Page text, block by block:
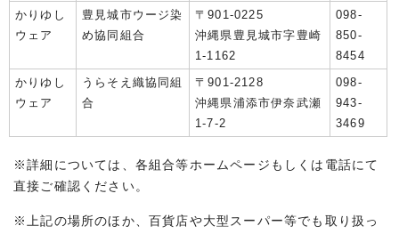
かりゆし
ウェア
豊見城市ウージ染
め協同組合
〒901-0225
沖縄県豊見城市字豊崎
1-1162
098-
850-
8454
かりゆし
ウェア
うらそえ織協同組
合
〒901-2128
沖縄県浦添市伊奈武瀬
1-7-2
098-
943-
3469
※詳細については、各組合等ホームページもしくは電話にて
直接ご確認ください。
※上記の場所のほか、百貨店や大型スーパー等でも取り扱っ